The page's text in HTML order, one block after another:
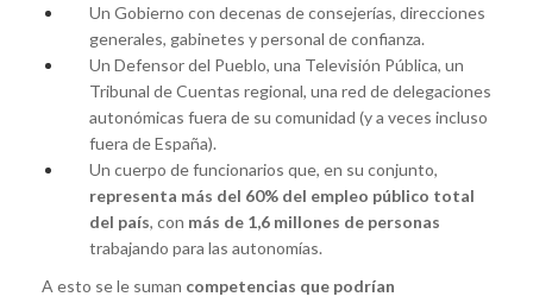
Un Gobierno con decenas de consejerías, direcciones
generales, gabinetes y personal de confianza.
Un Defensor del Pueblo, una Televisión Pública, un
Tribunal de Cuentas regional, una red de delegaciones
autonómicas fuera de su comunidad (y a veces incluso
fuera de España).
Un cuerpo de funcionarios que, en su conjunto,
representa más del 60% del empleo público total
del país, con más de 1,6 millones de personas
trabajando para las autonomías.
A esto se le suman competencias que podrían